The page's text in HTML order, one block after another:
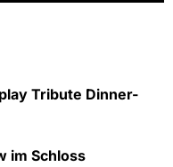
Tribute Dinner-
im Schloss